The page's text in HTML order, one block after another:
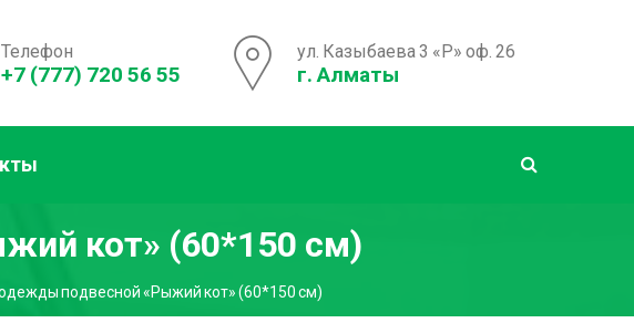
Телефон
+7 (777) 720 56 55
ул. Казыбаева 3 «Р» оф. 26
г. Алматы
кот» (60*150 см)
подвесной «Рыжий кот» (60*150 см)